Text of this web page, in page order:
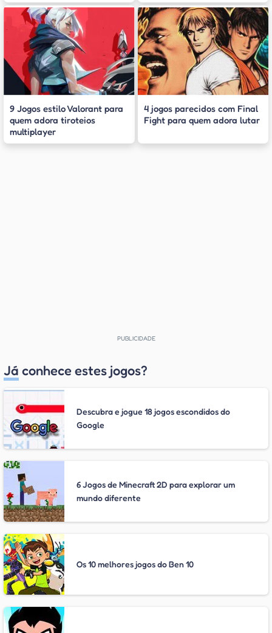
9 Jogos estilo Valorant para
quem adora tiroteios
multiplayer
4 jogos parecidos com Final
Fight para quem adora lutar
Já conhece estes jogos?
Descubra e jogue 18 jogos escondidos do
Google
6 Jogos de Minecraft 2D para explorar um
mundo diferente
Os 10 melhores jogos do Ben 10